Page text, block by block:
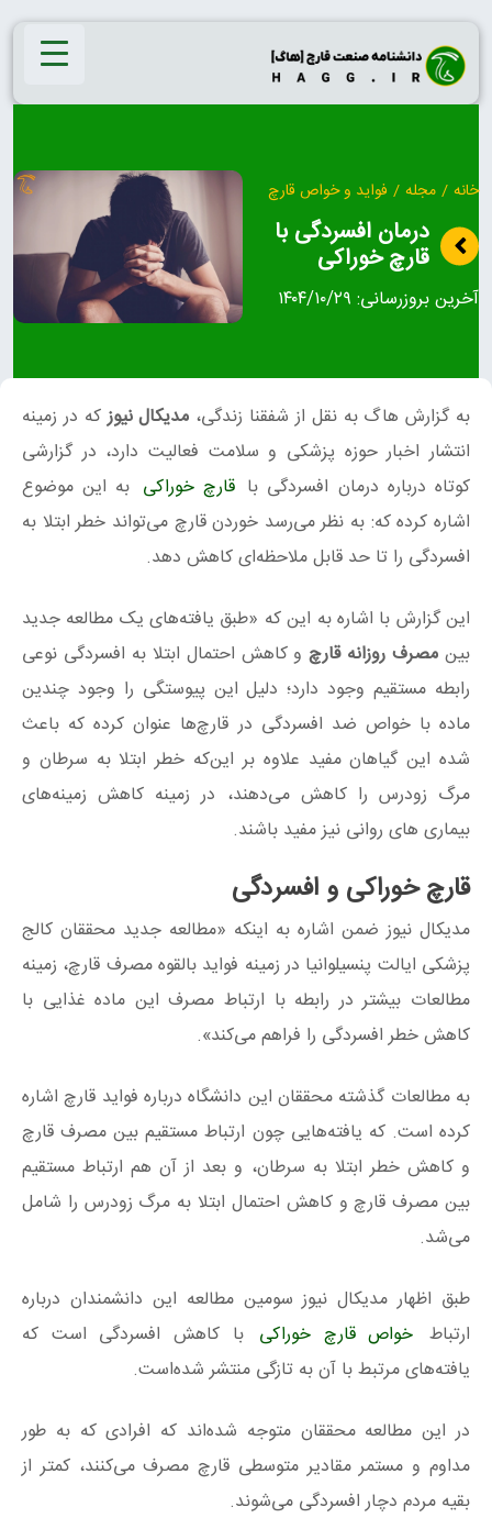
Skip
content
خانه / مجله / فواید و خواص قارچ
درمان افسردگی با
قارچ خوراکی
آخرین بروزرسانی: ۱۴۰۴/۱۰/۲۹
به گزارش هاگ به نقل از شفقنا زندگی، مدیکال‌ نیوزکه در زمینه
انتشار اخبار حوزه پزشکی و سلامت فعالیت دارد، در گزارشی
کوتاه درباره درمان افسردگی با قارچ خوراکی به این موضوع
اشاره کرده که: به نظر می‌رسد خوردن قارچ می‌تواند خطر ابتلا به
افسردگی را تا حد قابل ملاحظه‌ای کاهش دهد.
این گزارش با اشاره به این که «طبق یافته‌های یک مطالعه جدید
بین مصرف روزانه قارچو کاهش احتمال ابتلا به افسردگی نوعی
رابطه مستقیم وجود دارد؛ دلیل این پیوستگی را وجود چندین
ماده با خواص ضد افسردگی در قارچ‌ها عنوان کرده که باعث
شده این گیاهان مفید علاوه بر این‌که خطر ابتلا به سرطان و
مرگ زودرس را کاهش می‌دهند، در زمینه کاهش زمینه‌های
بیماری‌ های روانی نیز مفید باشند.
قارچ خوراکی و افسردگی
مدیکال‌ نیوز ضمن اشاره به اینکه «مطالعه جدید محققان کالج
پزشکی ایالت پنسیلوانیا در زمینه فواید بالقوه مصرف قارچ، زمینه
مطالعات بیشتر در رابطه با ارتباط مصرف این ماده غذایی با
کاهش خطر افسردگی را فراهم می‌کند».
به مطالعات گذشته محققان این دانشگاه درباره فواید قارچ اشاره
کرده است. که یافته‌‌هایی چون ارتباط مستقیم بین مصرف قارچ
و کاهش خطر ابتلا به سرطان، و بعد از آن هم ارتباط مستقیم
بین مصرف قارچ و کاهش احتمال ابتلا به مرگ زودرس را شامل
می‌شد.
طبق اظهار مدیکال‌ نیوز سومین مطالعه این دانشمندان درباره
ارتباط خواص قارچ خوراکی با کاهش افسردگی است که
یافته‌‌های مرتبط با آن به تازگی منتشر شده‌است.
در این مطالعه محققان متوجه شده‌اند که افرادی که به طور
مداوم و مستمر مقادیر متوسطی قارچ مصرف می‌کنند، کمتر از
بقیه مردم دچار افسردگی می‌شوند.